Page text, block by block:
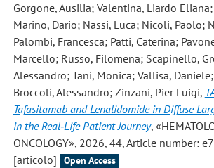
Gorgone, Ausilia; Valentina, Liardo
Marino, Dario; Nassi, Luca; Nicoli, Paolo;
Palombi, Francesca; Patti, Caterina;
Marcello; Russo, Filomena; Scapinello,
Alessandro; Tani, Monica; Vallisa,
Broccoli, Alessandro; Zinzani, Pier Luigi,
Tafasitamab and Lenalidomide in Diffuse
in the Real‐Life Patient Journey,
ONCOLOGY», 2026, 44, Article number:
[articolo]
Open Access